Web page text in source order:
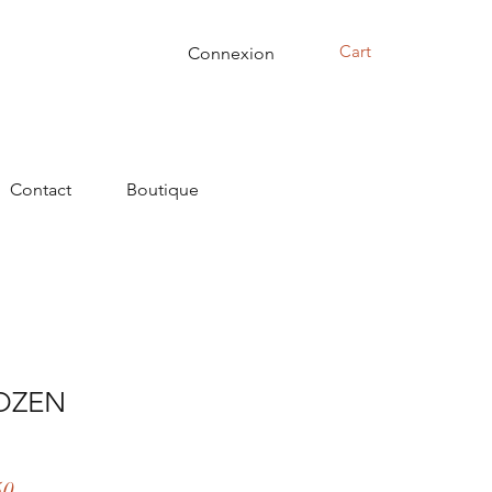
Cart
Connexion
Contact Boutique